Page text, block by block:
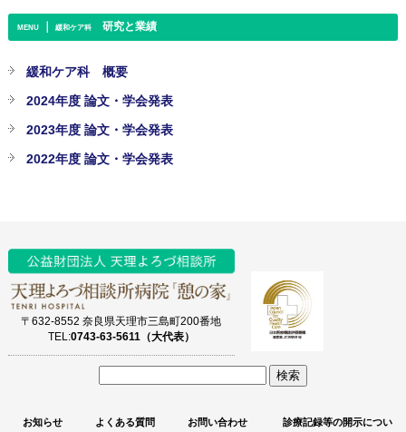
MENU｜ 緩和ケア科研究と業績
緩和ケア科 概要
2024年度 論文・学会発表
2023年度 論文・学会発表
2022年度 論文・学会発表
〒632-8552 奈良県天理市三島町200番地
TEL:0743-63-5611（大代表）
ト
お知らせ よくある質問 お問い合わせ 診療記録等の開示につい